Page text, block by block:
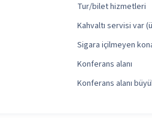
Tur/bilet hizmetleri
Kahvaltı servisi var
Sigara içilmeyen
Konferans alanı
Konferans alanı